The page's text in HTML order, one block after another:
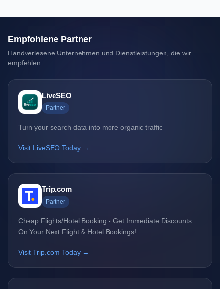
Empfohlene Partner
Handverlesene Unternehmen und Dienstleistungen, die wir
empfehlen.
LiveSEO
Partner
Turn your search data into more organic traffic
Visit LiveSEO Today →
Trip.com
Partner
Cheap Flights/Hotel Booking - Get Immediate Discounts
On Your Next Flight & Hotel Bookings!
Visit Trip.com Today →